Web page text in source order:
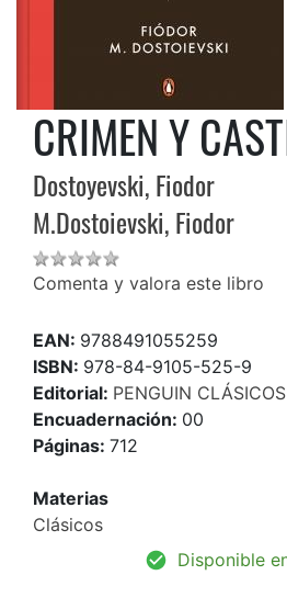
CRIMEN Y
Dostoyevski, Fiodor
M.Dostoievski, Fiodor
Comenta y valora este libro
EAN: 9788491055259
ISBN: 978-84-9105-525-9
Editorial: PENGUIN CLÁSICOS
Encuadernación: 00
Páginas: 712
Materias
Clásicos
Disponible